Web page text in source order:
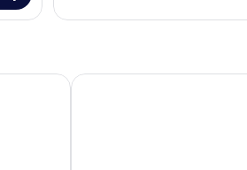
hakkında
Kremon Hotel